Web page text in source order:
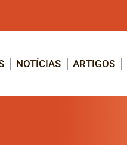
NOTÍCIAS ARTIGOS